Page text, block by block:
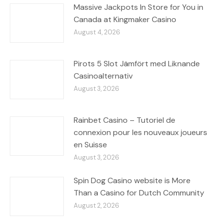
Massive Jackpots In Store for You in
Canada at Kingmaker Casino
August 4, 2026
Pirots 5 Slot Jämfört med Liknande
Casinoalternativ
August 3, 2026
Rainbet Casino – Tutoriel de
connexion pour les nouveaux joueurs
en Suisse
August 3, 2026
Spin Dog Casino website is More
Than a Casino for Dutch Community
August 2, 2026